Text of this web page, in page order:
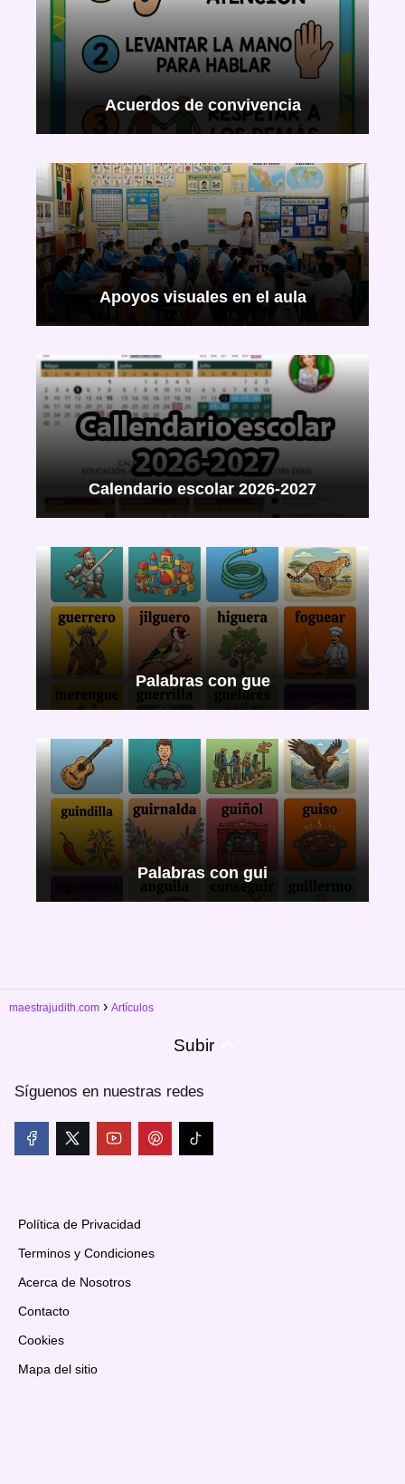
Acuerdos de convivencia
Apoyos visuales en el aula
Calendario escolar 2026-2027
Palabras con gue
Palabras con gui
maestrajudith.com Artículos
Subir
Síguenos en nuestras redes
Política de Privacidad
Terminos y Condiciones
Acerca de Nosotros
Contacto
Cookies
Mapa del sitio